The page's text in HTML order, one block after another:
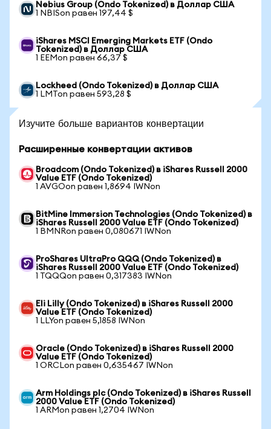
Nebius Group (Ondo Tokenized) в Доллар США
1 NBISon равен 197,44 $
iShares MSCI Emerging Markets ETF (Ondo
Tokenized) в Доллар США
1 EEMon равен 66,37 $
Lockheed (Ondo Tokenized) в Доллар США
1 LMTon равен 593,28 $
Изучите больше вариантов конвертации
Расширенные конвертации активов
Broadcom (Ondo Tokenized) в iShares Russell 2000
Value ETF (Ondo Tokenized)
1 AVGOon равен 1,8694 IWNon
BitMine Immersion Technologies (Ondo Tokenized) в
iShares Russell 2000 Value ETF (Ondo Tokenized)
1 BMNRon равен 0,080671 IWNon
ProShares UltraPro QQQ (Ondo Tokenized) в
iShares Russell 2000 Value ETF (Ondo Tokenized)
1 TQQQon равен 0,317383 IWNon
Eli Lilly (Ondo Tokenized) в iShares Russell 2000
Value ETF (Ondo Tokenized)
1 LLYon равен 5,1858 IWNon
Oracle (Ondo Tokenized) в iShares Russell 2000
Value ETF (Ondo Tokenized)
1 ORCLon равен 0,635467 IWNon
Arm Holdings plc (Ondo Tokenized) в iShares Russell
2000 Value ETF (Ondo Tokenized)
1 ARMon равен 1,2704 IWNon